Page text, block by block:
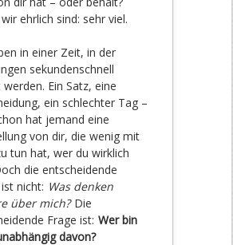
ehrlich sind: sehr viel.
in einer Zeit, in der
sekundenschnell
Ein Satz, eine
ein schlechter Tag –
hat jemand eine
von dir, die wenig mit
tun hat, wer du wirklich
die entscheidende
nicht: Was denken
über mich?Die
Frage ist: Wer bin
davon?